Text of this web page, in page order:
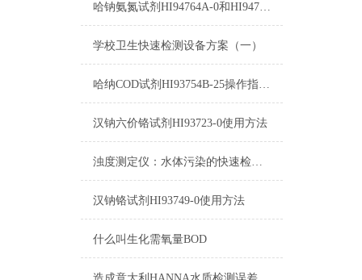
哈钠氨氮试剂HI94764A-0和HI94764-0测量原理
学校卫生快速检测设备方案（一）
哈纳COD试剂HI93754B-25操作指南及测量标准
汉钠六价铬试剂HI93723-0使用方法
浊度测定仪：水体污染的快速检测仪器
汉钠铬试剂HI93749-0使用方法
什么叫生化需氧量BOD